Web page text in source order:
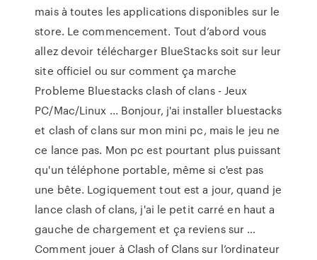
mais à toutes les applications disponibles sur le
store. Le commencement. Tout d’abord vous
allez devoir télécharger BlueStacks soit sur leur
site officiel ou sur comment ça marche
Probleme Bluestacks clash of clans - Jeux
PC/Mac/Linux ... Bonjour, j'ai installer bluestacks
et clash of clans sur mon mini pc, mais le jeu ne
ce lance pas. Mon pc est pourtant plus puissant
qu'un téléphone portable, même si c'est pas
une bête. Logiquement tout est a jour, quand je
lance clash of clans, j'ai le petit carré en haut a
gauche de chargement et ça reviens sur …
Comment jouer à Clash of Clans sur l’ordinateur